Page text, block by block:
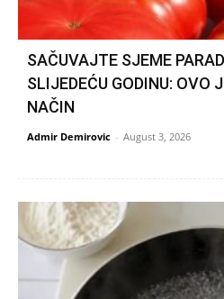
SAČUVAJTE SJEME
SLIJEDEĆU GODINU: OVO
NAČIN
Admir Demirovic - August 3, 2026